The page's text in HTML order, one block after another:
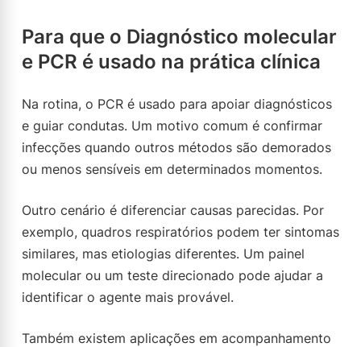
Para que o Diagnóstico molecular
e PCR é usado na prática clínica
Na rotina, o PCR é usado para apoiar diagnósticos
e guiar condutas. Um motivo comum é confirmar
infecções quando outros métodos são demorados
ou menos sensíveis em determinados momentos.
Outro cenário é diferenciar causas parecidas. Por
exemplo, quadros respiratórios podem ter sintomas
similares, mas etiologias diferentes. Um painel
molecular ou um teste direcionado pode ajudar a
identificar o agente mais provável.
Também existem aplicações em acompanhamento